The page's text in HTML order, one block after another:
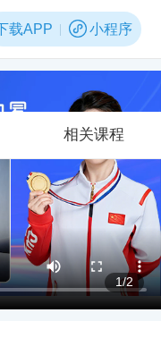
载APP 小程序
1/2
相关课程